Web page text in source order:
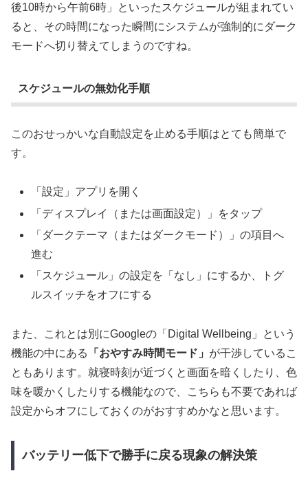
後10時から午前6時」といったスケジュールが組まれてい
ると、その時間になった瞬間に システムが強制的にダーク
モードへ切り替えてしまう のですね。
スケジュールの無効化手順
このおせっかいな自動設定を止める手順はとても簡単で
す。
「設定」アプリを開く
「ディスプレイ（または画面設定）」をタップ
「ダークテーマ（またはダークモード）」の項目へ
進む
「スケジュール」の設定を「なし」にするか、トグ
ルスイッチをオフにする
また、これとは別にGoogleの「Digital Wellbeing」という
機能の中にある
「おやすみ時間モード」 が干渉しているこ
ともあります。就寝時刻が近づくと画面を暗くしたり、色
味を暖かくしたりする機能なので、こちらも不要であれば
設定からオフにしておくのがおすすめかなと思います。
バッテリー低下で勝手に戻る現象の解決策